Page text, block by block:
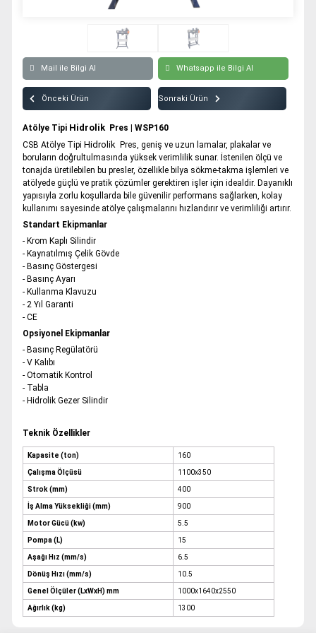
Atölye Tipi Hidrolik Pres | WSP180
Atölye Tipi Hidrolik Pres | WSP200
Atölye Tipi Hidrolik Pres | WSP250
Atölye Tipi Hidrolik Pres | WSP300
Atölye Tipi Hidrolik Pres | WSP400
Atölye Tipi Hidrolik Pres | WSP500
Mail ile Bilgi Al Whatsapp ile Bilgi Al
Önceki Ürün Sonraki Ürün
Atölye Tipi Hidrolik Pres | WSP160
CSB Atölye Tipi Hidrolik Pres, geniş ve uzun lamalar, plakalar ve
boruların doğrultulmasında yüksek verimlilik sunar. İstenilen ölçü ve
tonajda üretilebilen bu presler, özellikle bilya sökme-takma işlemleri ve
atölyede güçlü ve pratik çözümler gerektiren işler için idealdir. Dayanıklı
yapısıyla zorlu koşullarda bile güvenilir performans sağlarken, kolay
kullanımı sayesinde atölye çalışmalarını hızlandırır ve verimliliği artırır.
Standart Ekipmanlar
- Krom Kaplı Silindir
- Kaynatılmış Çelik Gövde
- Basınç Göstergesi
- Basınç Ayarı
- Kullanma Klavuzu
- 2 Yıl Garanti
- CE
Opsiyonel Ekipmanlar
- Basınç Regülatörü
- V Kalıbı
- Otomatik Kontrol
- Tabla
- Hidrolik Gezer Silindir
Teknik Özellikler
Kapasite (ton) 160
Çalışma Ölçüsü 1100x350
Strok (mm) 400
İş Alma Yüksekliği (mm) 900
Motor Gücü (kw) 5.5
Pompa (L) 15
Aşağı Hız (mm/s) 6.5
Dönüş Hızı (mm/s) 10.5
Genel Ölçüler (LxWxH) mm 1000x1640x2550
Ağırlık (kg) 1300